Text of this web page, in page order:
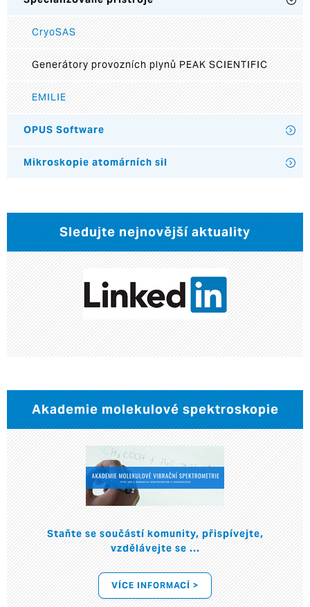
CryoSAS
Generátory provozních plynů PEAK SCIENTIFIC
EMILIE
OPUS Software
Mikroskopie atomárních sil
Sledujte nejnovější aktuality
Akademie molekulové spektroskopie
Staňte se součástí komunity, přispívejte,
vzdělávejte se ...
VÍCE INFORMACÍ >